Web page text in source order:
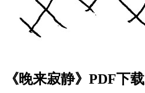
《晚来寂静》PDF下载